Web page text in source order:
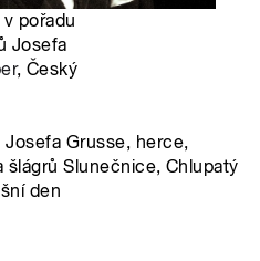
pořadu
Josefa
, Český
Josefa Grusse, herce,
šlágrů Slunečnice, Chlupatý
den